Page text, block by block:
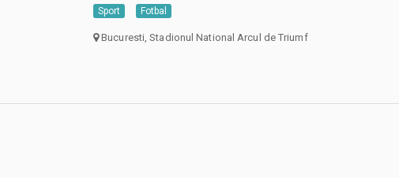
Sport Fotbal
Bucuresti, Stadionul National Arcul de Triumf